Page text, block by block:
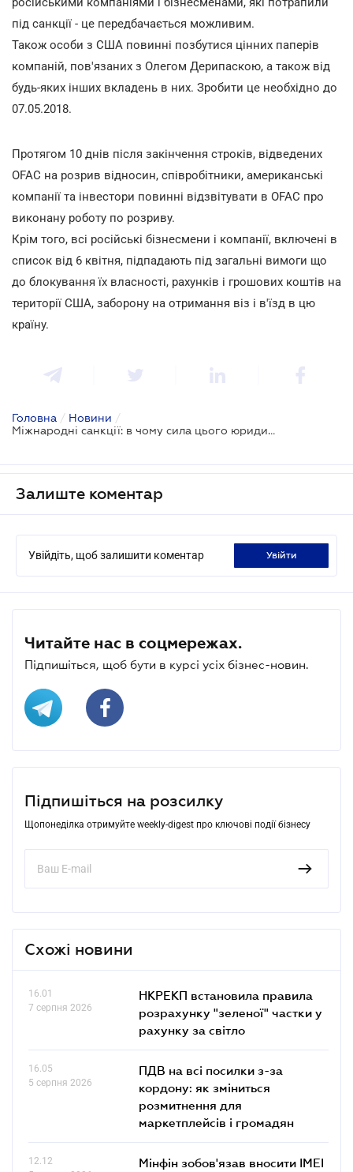
під санкції - це передбачається можливим.
Також особи з США повинні позбутися цінних паперів
компаній, пов'язаних з Олегом Дерипаскою, а також від
будь-яких інших вкладень в них. Зробити це необхідно до
07.05.2018.
Протягом 10 днів після закінчення строків, відведених
OFAC на розрив відносин, співробітники, американські
компанії та інвестори повинні відзвітувати в OFAC про
виконану роботу по розриву.
Крім того, всі російські бізнесмени і компанії, включені в
список від 6 квітня, підпадають під загальні вимоги що
до блокування їх власності, рахунків і грошових коштів на
території США, заборону на отримання віз і в'їзд в цю
країну.
Головна / Новини /
Міжнародні санкції: в чому сила цього юридичного інструменту
Залиште коментар
Увійдіть, щоб залишити коментар увійти
Читайте нас в соцмережах.
Підпишіться, щоб бути в курсі усіх бізнес-новин.
Підпишіться на розсилку
Щопонеділка отримуйте weekly-digest про ключові події бізнесу
Схожі новини
16.01
7 серпня 2026
НКРЕКП встановила правила
розрахунку "зеленої" частки у
рахунку за світло
16.05
5 серпня 2026
ПДВ на всі посилки з-за
кордону: як зміниться
розмитнення для
маркетплейсів і громадян
12.12
Мінфін зобов'язав вносити IMEI